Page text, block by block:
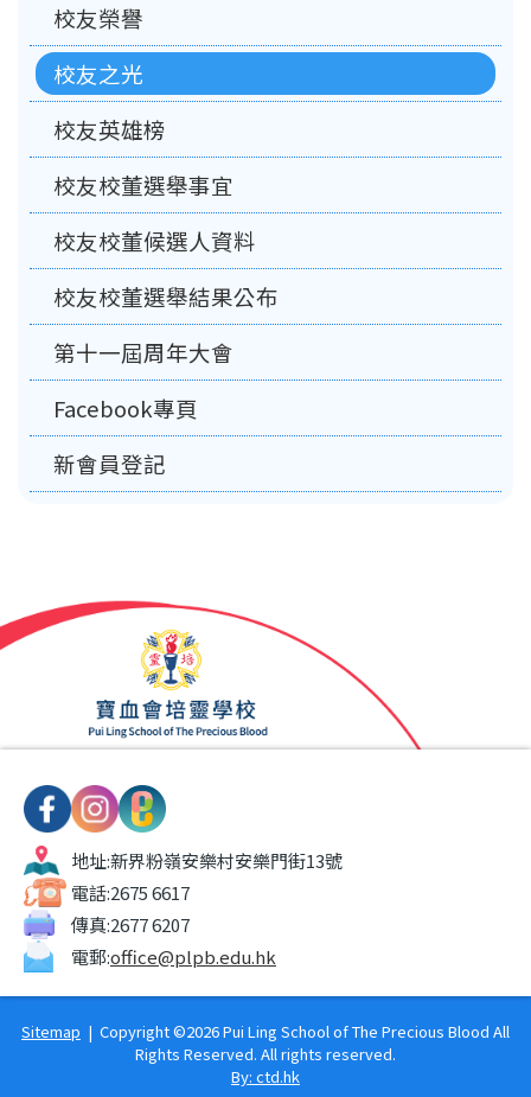
校友榮譽
校友之光
校友英雄榜
校友校董選舉事宜
校友校董候選人資料
校友校董選舉結果公布
第十一屆周年大會
Facebook專頁
新會員登記
地址:新界粉嶺安樂村安樂門街13號
電話:2675 6617
傳真:2677 6207
電郵:office@plpb.edu.hk
Sitemap | Copyright ©2026 Pui Ling School of The Precious Blood All
Rights Reserved. All rights reserved.
By: ctd.hk